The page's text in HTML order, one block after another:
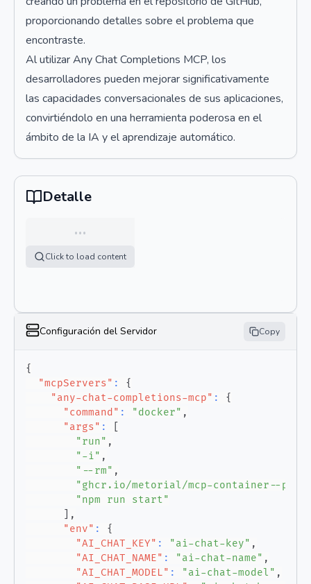
proporcionando detalles sobre el problema que
encontraste.
Al utilizar Any Chat Completions MCP, los
desarrolladores pueden mejorar significativamente
las capacidades conversacionales de sus aplicaciones,
convirtiéndolo en una herramienta poderosa en el
ámbito de la IA y el aprendizaje automático.
Detalle
…
Click to load content
Configuración del Servidor Copy
{
"mcpServers" :
{
"any-chat-completions-mcp" :
{
"command" : "docker" ,
"args" :
"run" ,
"-i" ,
"--rm" ,
"ghcr.io/metorial/mcp-container--
"npm run start"
,
"env" :
{
"AI_CHAT_KEY" : "ai-chat-key" ,
"AI_CHAT_NAME" : "ai-chat-name" ,
"AI_CHAT_MODEL" : "ai-chat-model" ,